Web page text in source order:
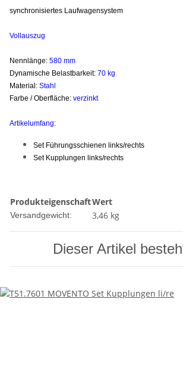
synchronisiertes Laufwagensystem
Vollauszug
Nennlänge: 580 mm
Dynamische Belastbarkeit: 70 kg
Material: Stahl
Farbe / Oberfläche: verzinkt
Artikelumfang:
Set Führungsschienen links/rechts
Set Kupplungen links/rechts
ProdukteigenschaftWert
Versandgewicht: 3,46 kg
Dieser Artikel